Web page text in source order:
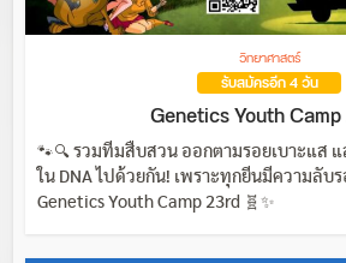
วิทยาศาสตร์
รับสมัครอีก 4 วัน
Genetics Youth
🐾🔍 รวมทีมสืบสวน ออกตามรอยเบาะแส
ใน DNA ไปด้วยกัน! เพราะทุกยีนมีความลั
Genetics Youth Camp 23rd 🧬✨